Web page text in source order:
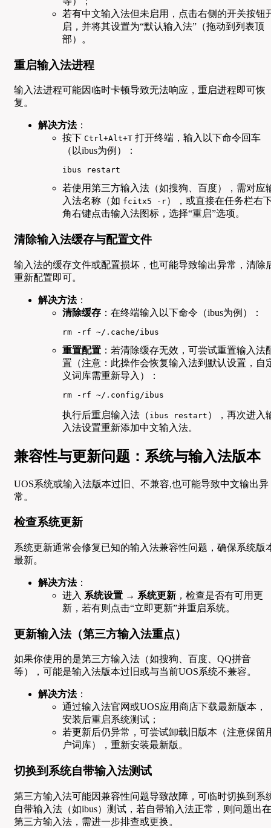
若有中文输入法但未启用，点击右侧的开关按钮
启，并将其设置为“默认输入法”（拖动到列表顶
部）。
重启输入法进程
输入法进程可能因临时卡顿导致无法响应，重启进程即可恢
复。
解决方法：
按下 Ctrl+Alt+T 打开终端，输入以下命令回车
（以ibus为例）：
ibus restart
若使用第三方输入法（如搜狗、百度），需对应
入法名称（如 fcitx5 -r），或直接在任务栏右
角右键点击输入法图标，选择“重启”选项。
清除输入法缓存与配置文件
输入法的缓存文件或配置损坏，也可能导致输出异常，清除
重新配置即可。
解决方法：
清除缓存 ：在终端输入以下命令（ibus为例）：
rm -rf ~/.cache/ibus
重置配置 ：若清除缓存无效，可尝试重置输入法
置（注意：此操作会恢复输入法到默认设置，自
义词库需重新导入）：
rm -rf ~/.config/ibus
执行后重启输入法（ ibus restart ），再次进入
入法设置重新添加中文输入法。
兼容性与更新问题：系统与输入法版本
UOS系统或输入法版本过旧、不兼容,也可能导致中文输出异
常。
检查系统更新
系统更新通常会修复已知的输入法兼容性问题，确保系统版
最新。
解决方法：
进入 系统设置 → 系统更新 ，检查是否有可用更
新，若有则点击“立即更新”并重启系统。
更新输入法（第三方输入法重点）
如果你使用的是第三方输入法（如搜狗、百度、QQ拼音
等），可能是输入法版本过旧或与当前UOS系统不兼容。
解决方法：
通过输入法官网或UOS应用商店下载最新版本，
安装后重启系统测试；
若更新后仍异常，可尝试卸载旧版本（注意保留
户词库），重新安装最新版。
切换到系统自带输入法测试
第三方输入法可能因兼容性问题导致故障，可临时切换到系
自带输入法（如ibus）测试，若自带输入法正常，则问题出在
第三方输入法，需进一步排查或更换。